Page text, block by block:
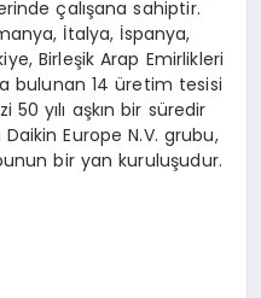
çalışana sahiptir.
İtalya, İspanya,
Birleşik Arap Emirlikleri
bulunan 14 üretim tesisi
yılı aşkın bir süredir
Europe N.V. grubu,
bir yan kuruluşudur.